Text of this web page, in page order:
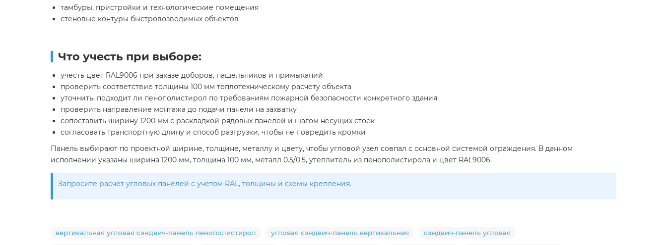
тамбуры, пристройки и технологические помещения
стеновые контуры быстровозводимых объектов
Что учесть при выборе:
учесть цвет RAL9006 при заказе доборов, нащельников и примыканий
проверить соответствие толщины 100 мм теплотехническому расчёту объекта
уточнить, подходит ли пенополистирол по требованиям пожарной безопасности конкретного здания
проверить направление монтажа до подачи панели на захватку
сопоставить ширину 1200 мм с раскладкой рядовых панелей и шагом несущих стоек
согласовать транспортную длину и способ разгрузки, чтобы не повредить кромки
Панель выбирают по проектной ширине, толщине, металлу и цвету, чтобы угловой узел совпал с основной системой ограждения. В данном
исполнении указаны ширина 1200 мм, толщина 100 мм, металл 0.5/0.5, утеплитель из пенополистирола и цвет RAL9006.
Запросите расчёт угловых панелей с учётом RAL, толщины и схемы крепления.
вертикальная угловая сэндвич-панель пенополистирол угловая сэндвич-панель вертикальная сэндвич-панель угловая